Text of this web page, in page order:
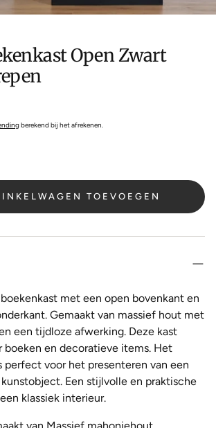
Open Zwart
berekend bij het afrekenen.
TOEVOEGEN
met een open bovenkant en
Gemaakt van massief hout met
een tijdloze afwerking. Deze kast
boeken en decoratieve items. Het
perfect voor het presenteren van een
Een stijlvolle en praktische
klassiek interieur.